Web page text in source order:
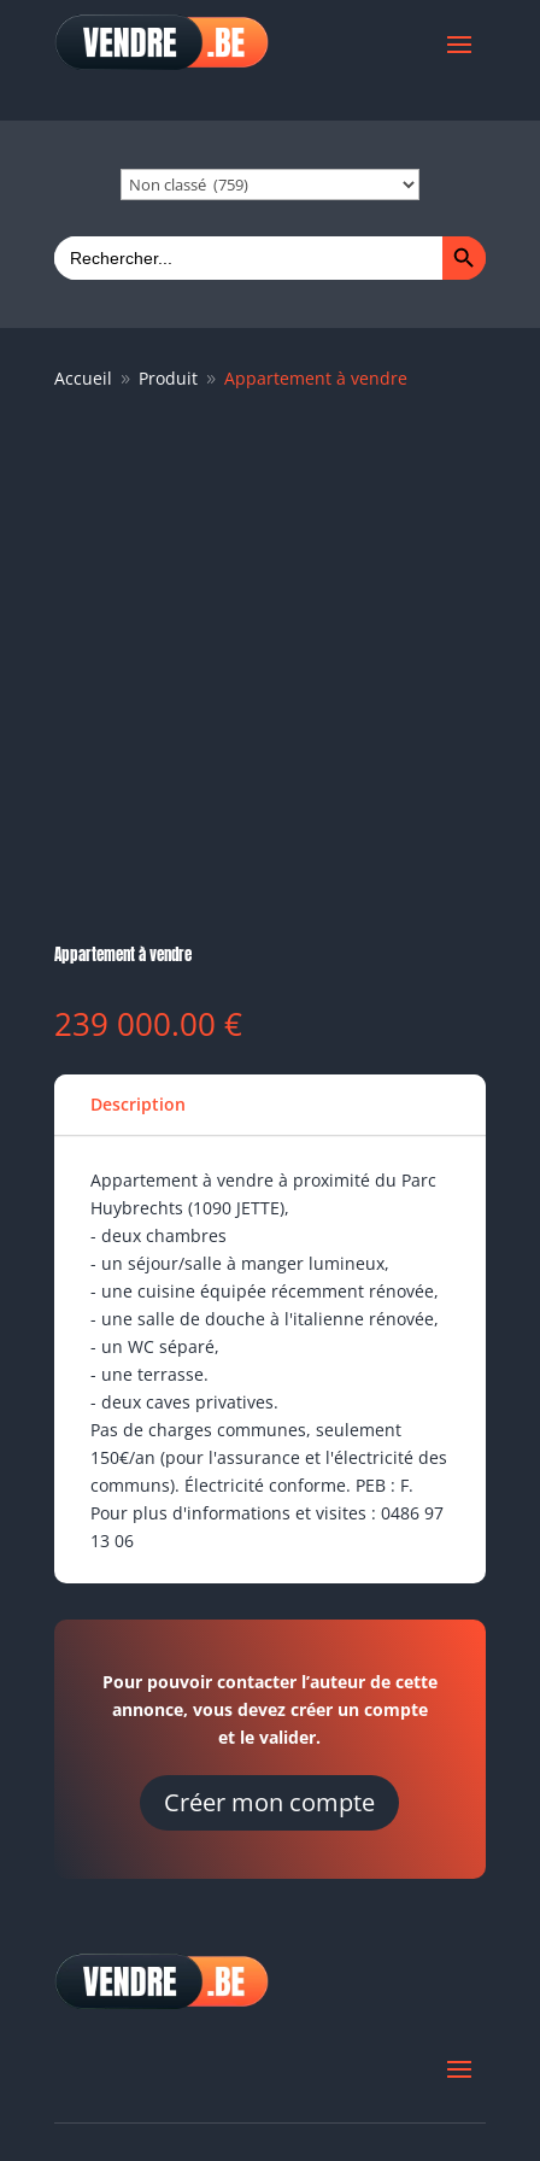
Search
for:
Search Button
Accueil 9 Produit 9 Appartement à vendre
Appartement à vendre
239 000.00 €
Description
Appartement à vendre à proximité du Parc
Huybrechts (1090 JETTE),
- deux chambres
- un séjour/salle à manger lumineux,
- une cuisine équipée récemment rénovée,
- une salle de douche à l'italienne rénovée,
- un WC séparé,
- une terrasse.
- deux caves privatives.
Pas de charges communes, seulement
150€/an (pour l'assurance et l'électricité des
communs). Électricité conforme. PEB : F.
Pour plus d'informations et visites : 0486 97
13 06
Pour pouvoir contacter l’auteur de cette
annonce, vous devez créer un compte
et le valider.
Créer mon compte